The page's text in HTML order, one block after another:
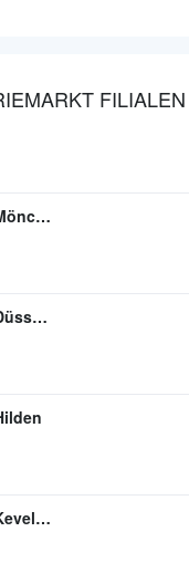
Müller Drogeriemarkt Mönchengladbach
Müller Drogeriemarkt Düsseldorf
Müller Drogeriemarkt Kevelaer